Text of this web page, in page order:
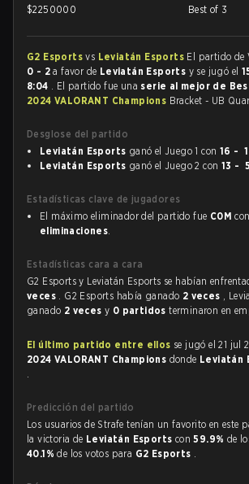
$2250000
Best of 3
G2 Esportsvs Leviatán Esports El partido de
0 - 2 a favor de Leviatán Esports y se jugó el
8:04 . El partido fue una serie al mejor de
2024 VALORANT Champions Bracket - UB
Desglose del partido
Leviatán Esports ganó el Juego 1 con 16 -
Leviatán Esports ganó el Juego 2 con 13 - 5
Estadísticas clave de jugadores
El máximo eliminador del partido fue C0M
eliminaciones.
Estadísticas cara a cara
G2 Esports y Leviatán Esports se habían
veces . G2 Esports había ganado 2 veces ,
ganado 2 vecesy 0 partidosterminaron en
El último partido entre ellos se jugó el 21 jul
2024 VALORANT Champions donde Leviatán
.
Predicción del partido
Los usuarios de Strafe tenían un favorito en este
la victoria de Leviatán Esports con59.9% de
40.1%de los votos para G2 Esports .